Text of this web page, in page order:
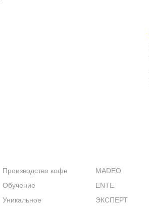
Производство кофе
Обучение
Уникальное
MADEO
ENTE
ЭКСПЕРТ